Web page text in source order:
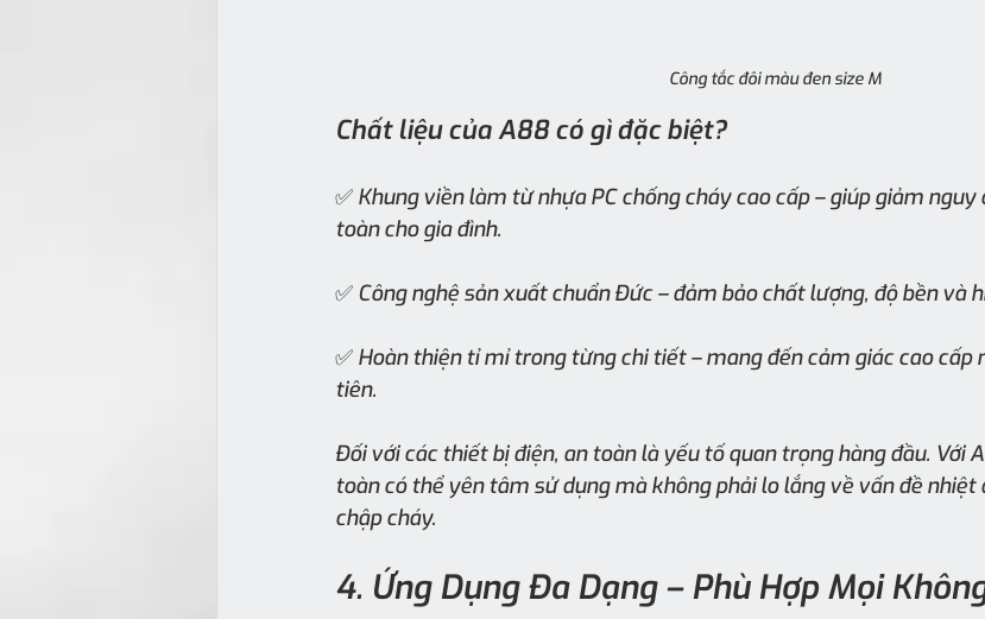
Công tắc đôi màu đen size M
Chất liệu của A88 có gì đặc biệt?
✅ Khung viền làm từ nhựa PC chống cháy cao cấp – giúp giảm
toàn cho gia đình.
✅ Công nghệ sản xuất chuẩn Đức – đảm bảo chất lượng, độ bền và
✅ Hoàn thiện tỉ mỉ trong từng chi tiết – mang đến cảm giác cao cấp
tiên.
Đối với các thiết bị điện, an toàn là yếu tố quan trọng hàng đầu. Với
toàn có thể yên tâm sử dụng mà không phải lo lắng về vấn đề nhiệt
chập cháy.
4. Ứng Dụng Đa Dạng – Phù Hợp Mọi